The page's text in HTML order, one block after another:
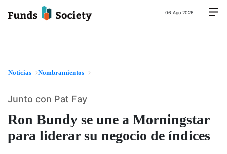
06 Ago 2026
Noticias Nombramientos
Ron Bundy se une a Morningstar
para liderar su negocio de índices
Junto con Pat Fay